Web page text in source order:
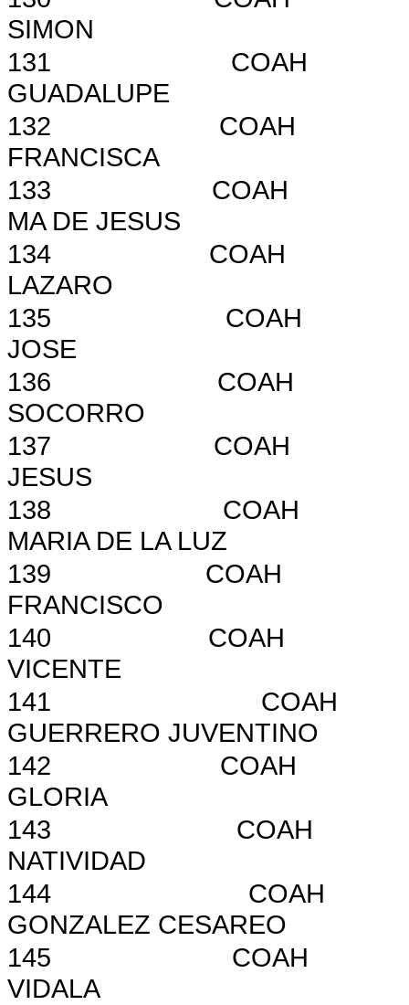
SIMON
131 COAH
GUADALUPE
132 COAH
FRANCISCA
133 COAH
MA DE JESUS
134 COAH
LAZARO
135 COAH
JOSE
136 COAH
SOCORRO
137 COAH
JESUS
138 COAH
MARIA DE LA LUZ
139 COAH
FRANCISCO
140 COAH
VICENTE
141 COAH
GUERRERO JUVENTINO
142 COAH
GLORIA
143 COAH
NATIVIDAD
144 COAH
GONZALEZ CESAREO
145 COAH
VIDALA